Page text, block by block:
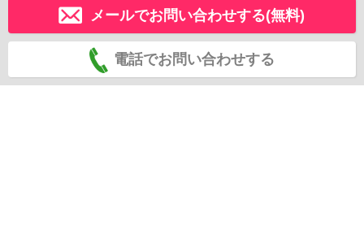
メールでお問い合わせする(無料)
電話でお問い合わせする